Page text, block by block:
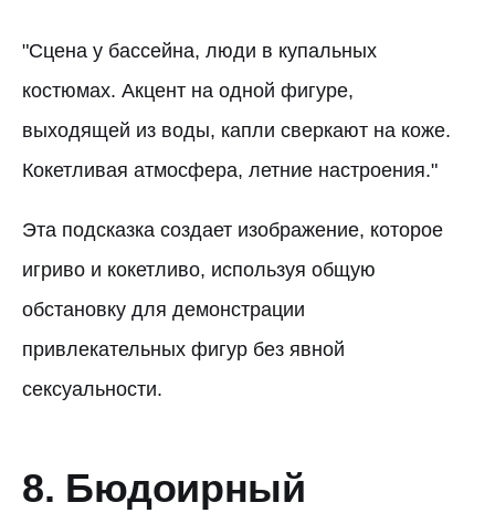
"Сцена у бассейна, люди в купальных
костюмах. Акцент на одной фигуре,
выходящей из воды, капли сверкают на коже.
Кокетливая атмосфера, летние настроения."
Эта подсказка создает изображение, которое
игриво и кокетливо, используя общую
обстановку для демонстрации
привлекательных фигур без явной
сексуальности.
8. Бюдоирный